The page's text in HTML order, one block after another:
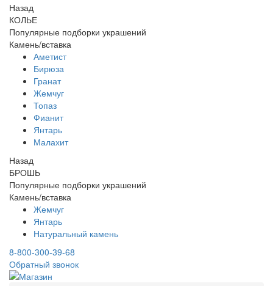
Назад
КОЛЬЕ
Популярные подборки украшений
Камень/вставка
Аметист
Бирюза
Гранат
Жемчуг
Топаз
Фианит
Янтарь
Малахит
Назад
БРОШЬ
Популярные подборки украшений
Камень/вставка
Жемчуг
Янтарь
Натуральный камень
8-800-300-39-68
Обратный звонок